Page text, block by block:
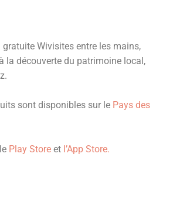
gratuite Wivisites entre les mains,
la découverte du patrimoine local,
sont disponibles sur le Pays des
Play Store et l’App Store.